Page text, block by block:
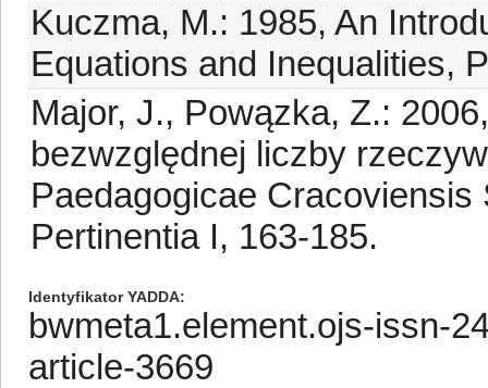
Kuczma, M.: 1985, An
Equations and Inequalities,
Major, J., Powązka, Z.:
bezwzględnej liczby
Paedagogicae
Pertinentia I, 163-185.
Identyfikator YADDA
bwmeta1.element.ojs-issn-
article-3669